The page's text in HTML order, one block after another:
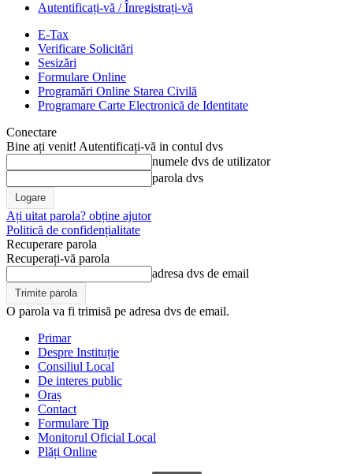
Autentificați-vă / Înregistrați-vă
E-Tax
Verificare Solicitări
Sesizări
Formulare Online
Programări Online Starea Civilă
Programare Carte Electronică de Identitate
Conectare
Bine ați venit! Autentificați-vă in contul dvs
numele dvs de utilizator
parola dvs
Ați uitat parola? obține ajutor
Politică de confidențialitate
Recuperare parola
Recuperați-vă parola
adresa dvs de email
O parola va fi trimisă pe adresa dvs de email.
Primar
Despre Instituție
Consiliul Local
De interes public
Oraș
Contact
Formulare Tip
Monitorul Oficial Local
Plăți Online